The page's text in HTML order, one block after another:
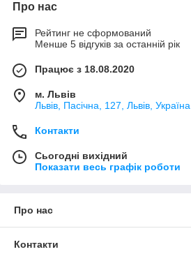
Про нас
Рейтинг не сформований
Менше 5 відгуків за останній рік
Працює з 18.08.2020
м. Львів
Львів, Пасічна, 127, Львів, Україна
Контакти
Сьогодні вихідний
Показати весь графік роботи
Про нас
Контакти